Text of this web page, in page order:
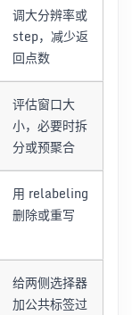
调大分辨率或
step，减少返
回点数
评估窗口大
小，必要时拆
分或预聚合
用 relabeling
删除或重写
给两侧选择器
加公共标签过